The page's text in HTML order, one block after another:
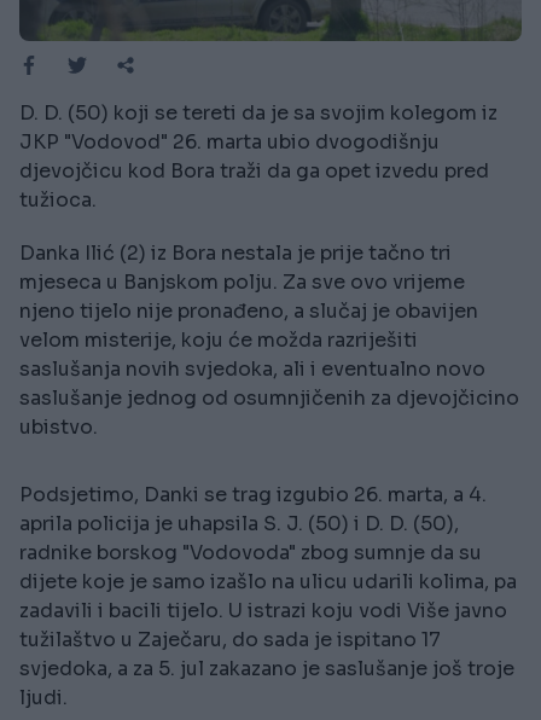
D. D. (50) koji se tereti da je sa svojim kolegom iz
JKP "Vodovod" 26. marta ubio dvogodišnju
djevojčicu kod Bora traži da ga opet izvedu pred
tužioca.
Danka Ilić (2) iz Bora nestala je prije tačno tri
mjeseca u Banjskom polju. Za sve ovo vrijeme
njeno tijelo nije pronađeno, a slučaj je obavijen
velom misterije, koju će možda razriješiti
saslušanja novih svjedoka, ali i eventualno novo
saslušanje jednog od osumnjičenih za djevojčicino
ubistvo.
Podsjetimo, Danki se trag izgubio 26. marta, a 4.
aprila policija je uhapsila S. J. (50) i D. D. (50),
radnike borskog "Vodovoda" zbog sumnje da su
dijete koje je samo izašlo na ulicu udarili kolima, pa
zadavili i bacili tijelo. U istrazi koju vodi Više javno
tužilaštvo u Zaječaru, do sada je ispitano 17
svjedoka, a za 5. jul zakazano je saslušanje još troje
ljudi.